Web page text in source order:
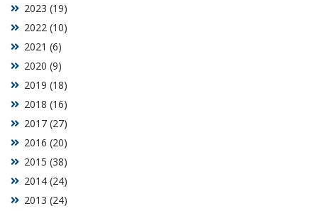
2013 (24)
2014 (24)
2015 (38)
2016 (20)
2017 (27)
2018 (16)
2019 (18)
2020 (9)
2021 (6)
2022 (10)
2023 (19)